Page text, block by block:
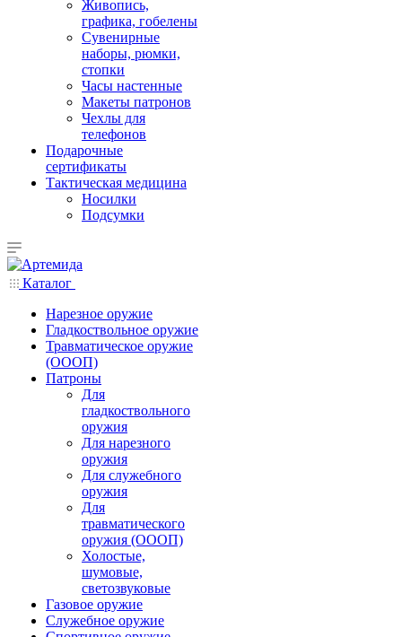
Живопись,
графика, гобелены
Сувенирные
наборы, рюмки,
стопки
Часы настенные
Макеты патронов
Чехлы для
телефонов
Подарочные
сертификаты
Тактическая медицина
Носилки
Подсумки
Каталог
Нарезное оружие
Гладкоствольное оружие
Травматическое оружие
(ОООП)
Патроны
Для
гладкоствольного
оружия
Для нарезного
оружия
Для служебного
оружия
Для
травматического
оружия (ОООП)
Холостые,
шумовые,
светозвуковые
Газовое оружие
Служебное оружие